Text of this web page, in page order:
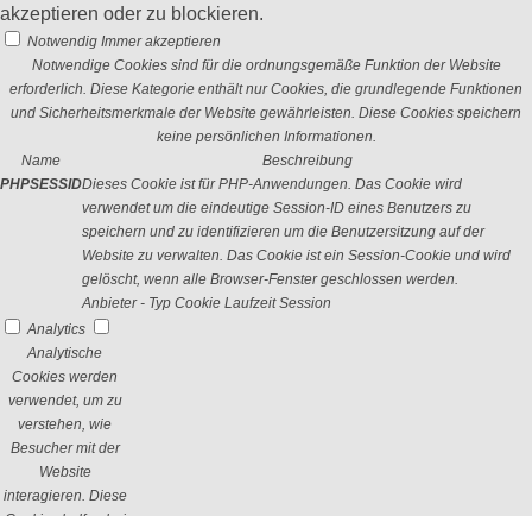
akzeptieren oder zu blockieren.
Notwendig Immer akzeptieren
Notwendige Cookies sind für die ordnungsgemäße Funktion der Website
erforderlich. Diese Kategorie enthält nur Cookies, die grundlegende Funktionen
und Sicherheitsmerkmale der Website gewährleisten. Diese Cookies speichern
keine persönlichen Informationen.
Name
Beschreibung
PHPSESSIDDieses Cookie ist für PHP-Anwendungen. Das Cookie wird
verwendet um die eindeutige Session-ID eines Benutzers zu
speichern und zu identifizieren um die Benutzersitzung auf der
Website zu verwalten. Das Cookie ist ein Session-Cookie und wird
gelöscht, wenn alle Browser-Fenster geschlossen werden.
Anbieter - Typ Cookie Laufzeit Session
Analytics
Analytische
Cookies werden
verwendet, um zu
verstehen, wie
Besucher mit der
Website
interagieren. Diese